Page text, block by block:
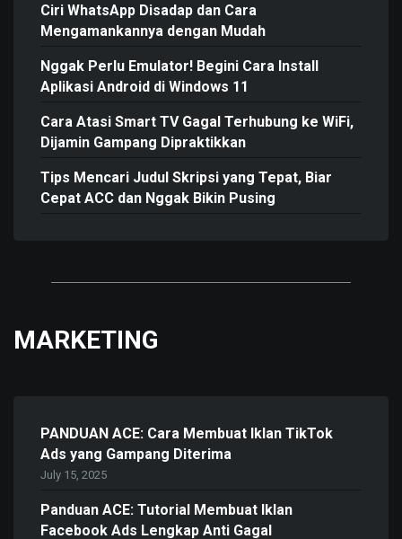
Ciri WhatsApp Disadap dan Cara
Mengamankannya dengan Mudah
Nggak Perlu Emulator! Begini Cara Install
Aplikasi Android di Windows 11
Cara Atasi Smart TV Gagal Terhubung ke WiFi,
Dijamin Gampang Dipraktikkan
Tips Mencari Judul Skripsi yang Tepat, Biar
Cepat ACC dan Nggak Bikin Pusing
MARKETING
PANDUAN ACE: Cara Membuat Iklan TikTok
Ads yang Gampang Diterima
July 15, 2025
Panduan ACE: Tutorial Membuat Iklan
Facebook Ads Lengkap Anti Gagal